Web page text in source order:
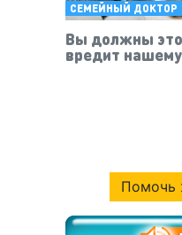
СЕМЕЙНЫЙ ДОКТОР
Вы должны это
вредит
Помочь